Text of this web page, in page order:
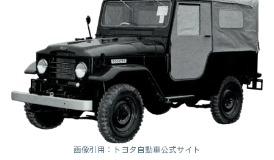
画像引用：トヨタ自動車公式サイト